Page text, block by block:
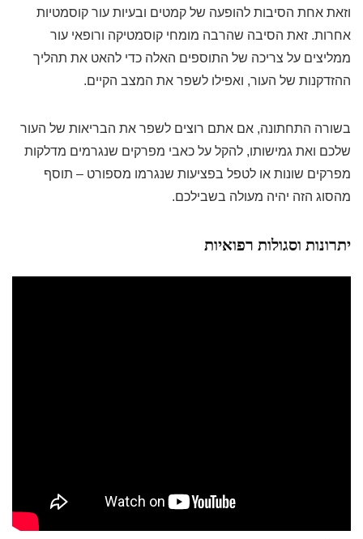
וזאת אחת הסיבות להופעה של קמטים ובעיות עור קוסמטיות
אחרות. זאת הסיבה שהרבה מומחי קוסמטיקה ורופאי עור
ממליצים על צריכה של התוספים האלה כדי להאט את תהליך
ההזדקנות של העור, ואפילו לשפר את המצב הקיים.
בשורה התחתונה, אם אתם רוצים לשפר את הבריאות של העור
שלכם ואת גמישותו, להקל על כאבי מפרקים שנגרמים מדלקות
מפרקים שונות או לטפל בפציעות שנגרמו מספורט – תוסף
מהסוג הזה יהיה מעולה בשבילכם.
יתרונות וסגולות רפואיות